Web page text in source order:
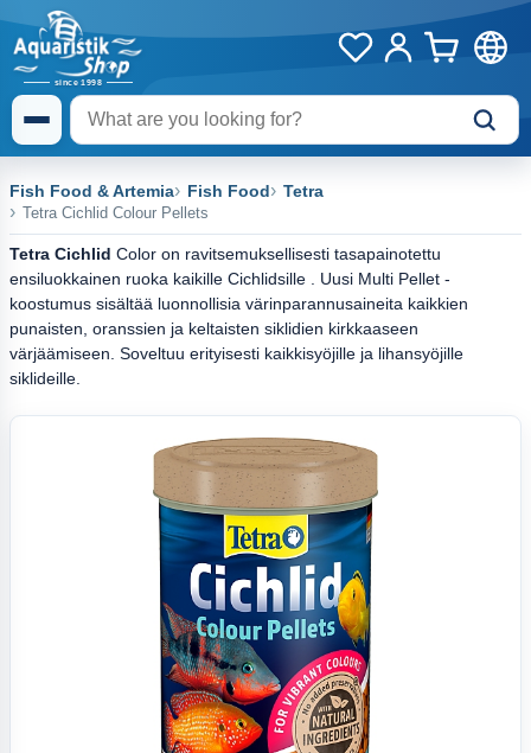
Fish Food & Artemia Fish Food Tetra
Tetra Cichlid Colour Pellets
Tetra Cichlid Color on ravitsemuksellisesti tasapainotettu
ensiluokkainen ruoka kaikille Cichlidsille . Uusi Multi Pellet -
koostumus sisältää luonnollisia värinparannusaineita kaikkien
punaisten, oranssien ja keltaisten siklidien kirkkaaseen
värjäämiseen. Soveltuu erityisesti kaikkisyöjille ja lihansyöjille
siklideille.